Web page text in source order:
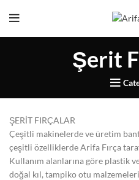
Şerit
ŞERİT FIRÇALAR
Çeşitli makinelerde ve üretim
çeşitli özelliklerde Arifa Fırça
Kullanım alanlarına göre plastik
doğal kıl, tampiko otu